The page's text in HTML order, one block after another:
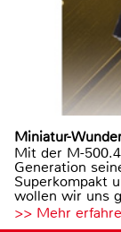
Miniatur-
Mit der M-
Generation
Superkompakt
wollen wir uns
>> Mehr